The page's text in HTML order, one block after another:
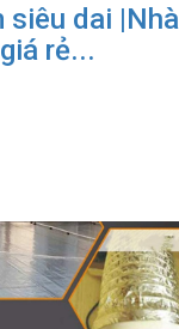
siêu dai |Nhà
rẻ...